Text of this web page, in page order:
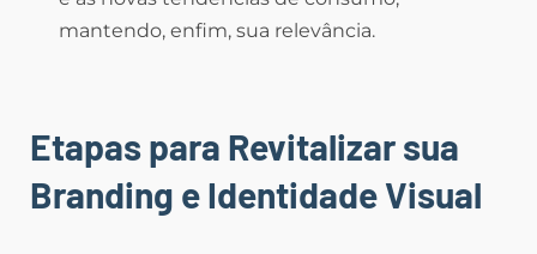
mantendo, enfim, sua relevância.
Etapas para Revitalizar sua
Branding e Identidade Visual